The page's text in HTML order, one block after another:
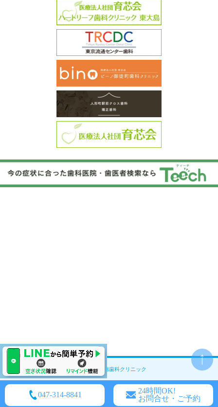
© ココロ南行徳歯科クリニック
047-314-8841
24時間OK!
お問合せ・ご予約